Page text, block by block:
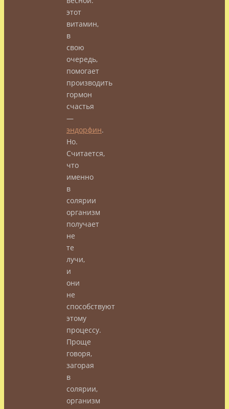
этот
витамин,
в
свою
очередь,
помогает
производить
гормон
счастья
—
эндорфин.
Но.
Считается,
что
именно
в
солярии
организм
получает
не
те
лучи,
и
они
не
способствуют
этому
процессу.
Проще
говоря,
загорая
в
солярии,
организм